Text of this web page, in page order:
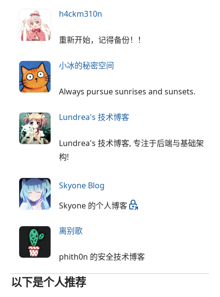
h4ckm310n
重新开始，记得备份！！
小冰的秘密空间
Always pursue sunrises and sunsets.
Lundrea's 技术博客
Lundrea's 技术博客, 专注于后端与基础架
构!
Skyone Blog
Skyone 的个人博客
离别歌
phith0n 的安全技术博客
以下是个人推荐